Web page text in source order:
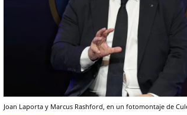
Joan Laporta y Marcus Rashford, en un fotomontaje de